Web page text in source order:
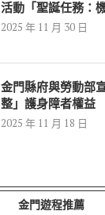
活動「聖誕任務：
2025 年 11 月 30 日
金門縣府與勞動部
整」護身障者權益
2025 年 11 月 18 日
金門遊程推薦